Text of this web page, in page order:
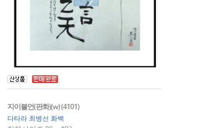
지이불언(판화)(w) (4101)
다타라 최병선 화백